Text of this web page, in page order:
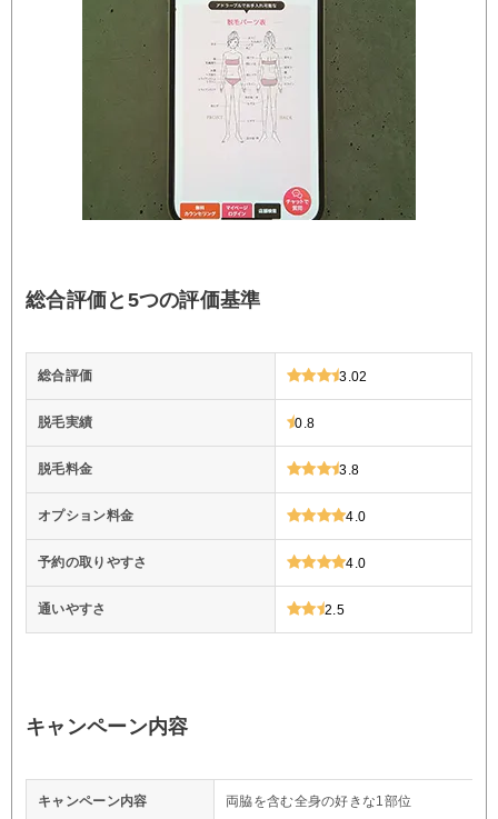
総合評価と5つの評価基準
総合評価 3.02
脱毛実績 0.8
脱毛料金 3.8
オプション料金 4.0
予約の取りやすさ 4.0
通いやすさ 2.5
キャンペーン内容
キャンペーン内容 両脇を含む全身の好きな1部位